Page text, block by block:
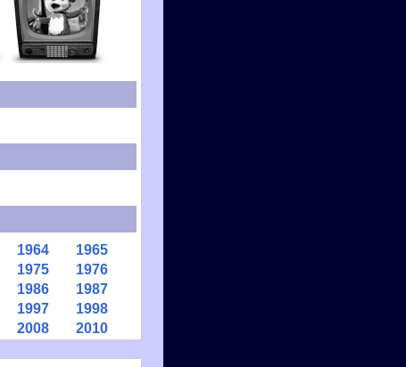
1964
1965
1975
1976
1986
1987
1997
1998
2008 2010